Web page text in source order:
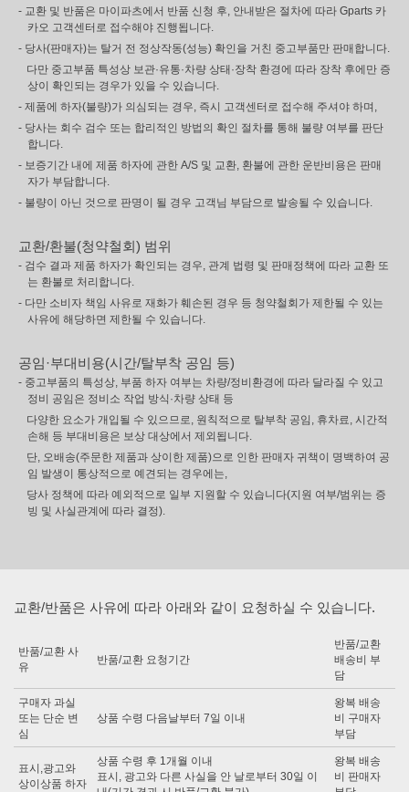
- 교환 및 반품은 마이파츠에서 반품 신청 후, 안내받은 절차에 따라 Gparts 카
카오 고객센터로 접수해야 진행됩니다.
- 당사(판매자)는 탈거 전 정상작동(성능) 확인을 거친 중고부품만 판매합니다.
다만 중고부품 특성상 보관·유통·차량 상태·장착 환경에 따라 장착 후에만 증
상이 확인되는 경우가 있을 수 있습니다.
- 제품에 하자(불량)가 의심되는 경우, 즉시 고객센터로 접수해 주셔야 하며,
- 당사는 회수 검수 또는 합리적인 방법의 확인 절차를 통해 불량 여부를 판단
합니다.
- 보증기간 내에 제품 하자에 관한 A/S 및 교환, 환불에 관한 운반비용은 판매
자가 부담합니다.
- 불량이 아닌 것으로 판명이 될 경우 고객님 부담으로 발송될 수 있습니다.
교환/환불(청약철회) 범위
- 검수 결과 제품 하자가 확인되는 경우, 관계 법령 및 판매정책에 따라 교환 또
는 환불로 처리합니다.
- 다만 소비자 책임 사유로 재화가 훼손된 경우 등 청약철회가 제한될 수 있는
사유에 해당하면 제한될 수 있습니다.
공임·부대비용(시간/탈부착 공임 등)
- 중고부품의 특성상, 부품 하자 여부는 차량/정비환경에 따라 달라질 수 있고
정비 공임은 정비소 작업 방식·차량 상태 등
다양한 요소가 개입될 수 있으므로, 원칙적으로 탈부착 공임, 휴차료, 시간적
손해 등 부대비용은 보상 대상에서 제외됩니다.
단, 오배송(주문한 제품과 상이한 제품)으로 인한 판매자 귀책이 명백하여 공
임 발생이 통상적으로 예견되는 경우에는,
당사 정책에 따라 예외적으로 일부 지원할 수 있습니다(지원 여부/범위는 증
빙 및 사실관계에 따라 결정).
교환/반품은 사유에 따라 아래와 같이 요청하실 수 있습니다.
반품/교환 사
유
반품/교환 요청기간
반품/교환
배송비 부
담
구매자 과실
또는 단순 변
심
상품 수령 다음날부터 7일 이내
왕복 배송
비 구매자
부담
표시,광고와
상이상품 하자
상품 수령 후 1개월 이내
표시, 광고와 다른 사실을 안 날로부터 30일 이
왕복 배송
비 판매자